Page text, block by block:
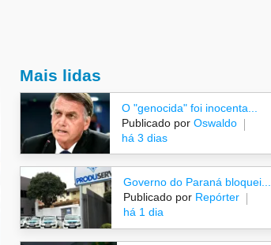
Mais lidas
O "genocida" foi inocenta...
Publicado por Oswaldo
há 3 dias
Governo do Paraná bloquei...
Publicado por Repórter
há 1 dia